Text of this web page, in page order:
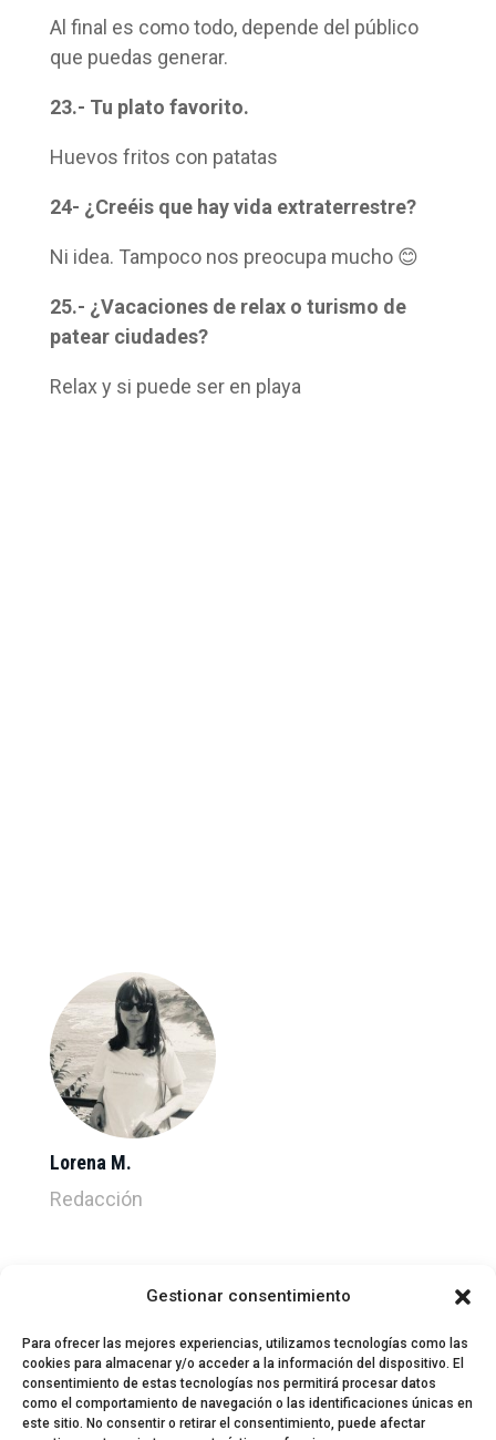
Gestionar consentimiento
Para ofrecer las mejores experiencias, utilizamos tecnologías como las
cookies para almacenar y/o acceder a la información del dispositivo. El
consentimiento de estas tecnologías nos permitirá procesar datos
como el comportamiento de navegación o las identificaciones únicas en
este sitio. No consentir o retirar el consentimiento, puede afectar
Al final es como todo, depende del público
que puedas generar.
23.- Tu plato favorito.
Huevos fritos con patatas
24- ¿Creéis que hay vida extraterrestre?
Ni idea. Tampoco nos preocupa mucho 😊
25.- ¿Vacaciones de relax o turismo de
patear ciudades?
Relax y si puede ser en playa
Lorena M.
Redacción